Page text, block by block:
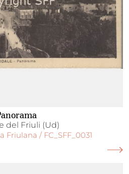
del Friuli (Ud)
Friulana / FC_SFF_0031